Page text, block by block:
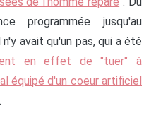
programmée jusqu'au
avait qu'un pas, qui a été
en effet de "tuer" à
équipé d'un coeur artificiel
.